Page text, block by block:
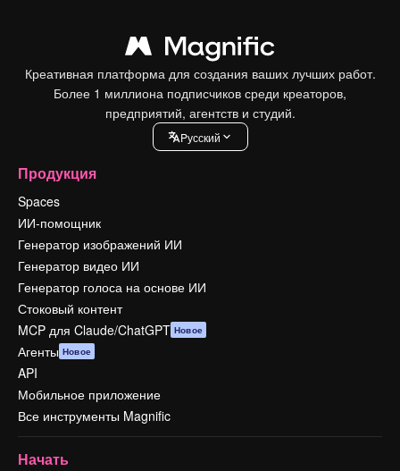
Креативная платформа для создания ваших лучших работ.
Более 1 миллиона подписчиков среди креаторов,
предприятий, агентств и студий.
Pусский
Продукция
Spaces
ИИ-помощник
Генератор изображений ИИ
Генератор видео ИИ
Генератор голоса на основе ИИ
Стоковый контент
MCP для Claude/ChatGPT Новое
Агенты Новое
API
Мобильное приложение
Все инструменты Magnific
Начать